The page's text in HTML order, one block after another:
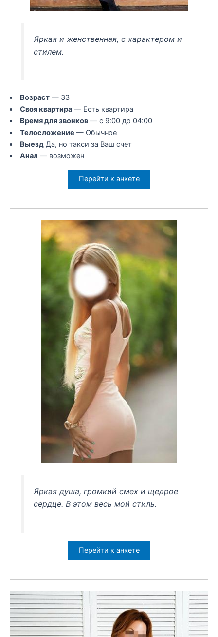
Яркая и женственная, с характером и
стилем.
Возраст— 33
Своя квартира— Есть квартира
Время для звонков— с 9:00 до 04:00
Телосложение — Обычное
ВыездДа, но такси за Ваш счет
Анал — возможен
Перейти к анкете
Яркая душа, громкий смех и щедрое
сердце. В этом весь мой стиль.
Перейти к анкете